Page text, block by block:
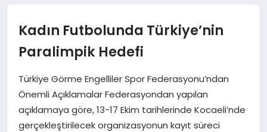
SPOR
EKONOMI
DÜNYA
MAGAZIN
Kadın Futbolunda Türkiye’nin
Paralimpik Hedefi
Türkiye Görme Engelliler Spor Federasyonu’ndan
Önemli Açıklamalar Federasyondan yapılan
açıklamaya göre, 13-17 Ekim tarihlerinde Kocaeli’nde
gerçekleştirilecek organizasyonun kayıt süreci